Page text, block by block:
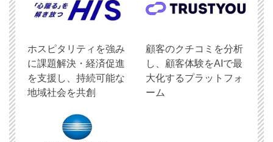
ホスピタリティを強み
に課題解決・経済促進
を支援し、持続可能な
地域社会を共創
顧客のクチコミを分析
し、顧客体験をAIで最
大化するプラットフォ
ーム